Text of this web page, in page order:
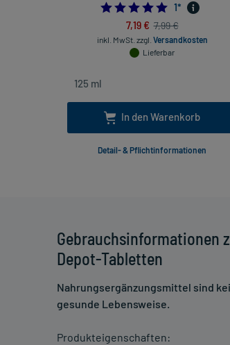
Gebrauchsinformationen
Depot-Tabletten
Nahrungsergänzungsmittel sind
gesunde Lebensweise.
Produkteigenschaften:
5.0
1*
7,19 € 7,99 €
inkl. MwSt. zzgl. Versandkosten
Lieferbar
In den Warenkorb
Detail- & Pflichtinformationen